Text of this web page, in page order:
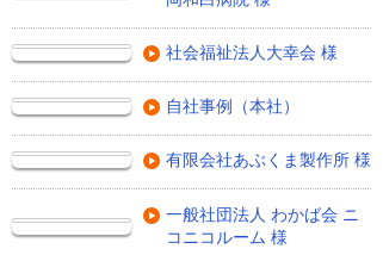
社会福祉法人大幸会 様
自社事例（本社）
有限会社あぶくま製作所 様
一般社団法人 わかば会 ニ
コニコルーム 様